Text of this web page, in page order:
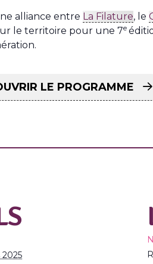
alliance entre La Filature, le
le territoire pour une 7e
LE PROGRAMME